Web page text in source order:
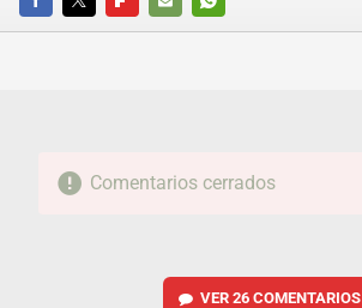
FACEBOOKTWITTERFLIPBOARD
E-
WHATSAPP
Comentarios cerrados
VER 26 COMENTARIOS